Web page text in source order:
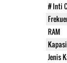
# Inti
RAM
Jenis